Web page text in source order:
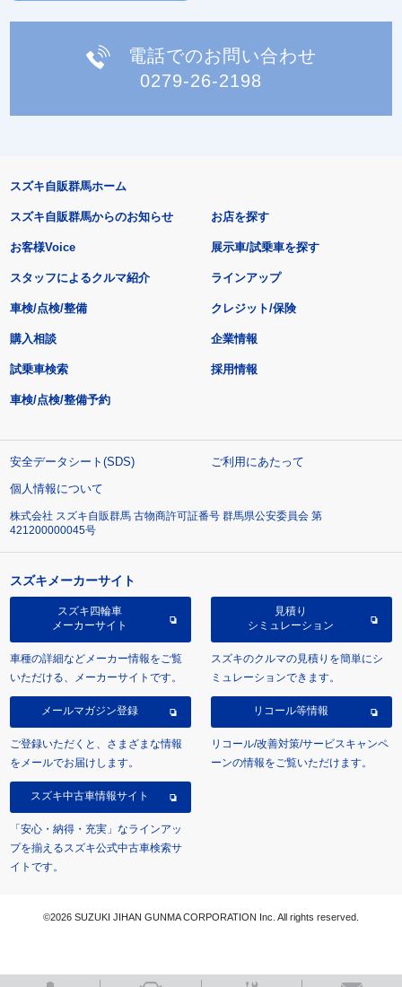
電話でのお問い合わせ
0279-26-2198
スズキ自販群馬ホーム
スズキ自販群馬からのお知らせ
お客様Voice
スタッフによるクルマ紹介
お店を探す
展示車/試乗車を探す
ラインアップ
車検/点検/整備 クレジット/保険
購入相談
試乗車検索
車検/点検/整備予約
企業情報
採用情報
安全データシート(SDS)
ご利用にあたって
個人情報について
株式会社 スズキ自販群馬 古物商許可証番号 群馬県公安委員会 第
421200000045号
スズキメーカーサイト
スズキ四輪車
メーカーサイト
車種の詳細などメーカー情報をご覧
いただける、メーカーサイトです。
見積り
シミュレーション
スズキのクルマの見積りを簡単にシ
ミュレーションできます。
メールマガジン登録
ご登録いただくと、さまざまな情報
をメールでお届けします。
リコール等情報
リコール/改善対策/サービスキャンペ
ーンの情報をご覧いただけます。
スズキ中古車情報サイト
「安心・納得・充実」なラインアッ
プを揃えるスズキ公式中古車検索サ
イトです。
©2026 SUZUKI JIHAN GUNMA CORPORATION Inc. All rights reserved.